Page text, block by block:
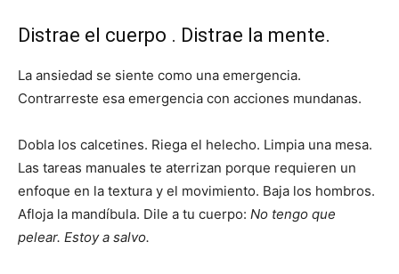
Distrae el cuerpo . Distrae la mente.
La ansiedad se siente como una emergencia.
Contrarreste esa emergencia con acciones mundanas.
Dobla los calcetines. Riega el helecho. Limpia una mesa.
Las tareas manuales te aterrizan porque requieren un
enfoque en la textura y el movimiento. Baja los hombros.
Afloja la mandíbula. Dile a tu cuerpo: No tengo que
pelear. Estoy a salvo.